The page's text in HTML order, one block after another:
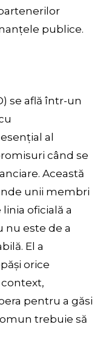
publice.
se află într-un
al
când se
Această
unii membri
oficială a
nu este de a
El a
orice
pentru a găsi
trebuie să